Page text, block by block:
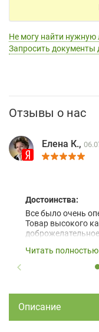
Не могу найти нужную
Запросить документы
Отзывы о нас
Елена К.,
Достоинства:
Все было очень
Товар высокого
Читать полностью
Описание